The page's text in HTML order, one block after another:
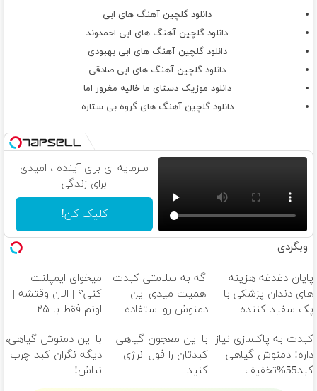
دانلود گلچین آهنگ های ابی
دانلود گلچین آهنگ های ابی احمدوند
دانلود گلچین آهنگ های ابی بهبودی
دانلود گلچین آهنگ های ابی صادقی
دانلود موزیک دستای ما خالیه مغرور اما
دانلود گلچین آهنگ های گروه بی ستاره
سرمایه ای برای آینده ، امیدی
برای زندگی
کلیک کن!
وبگردی
پایان دغدغه هزینه
های دندان پزشکی با
پک سفید کننده
اگه به سلامتی کبدت
اهمیت میدی این
دمنوش رو استفاده
میخوای ایمپلنت
کنی؟ | الان وقتشه |
اونم فقط با ۲۵
کبدت به پاکسازی نیاز
داره! دمنوش گیاهی
کبد55%تخفیف
با این معجون گیاهی
کبدتان را فول انرژی
کنید
با این دمنوش گیاهی،
دیگه نگران کبد چرب
نباش!